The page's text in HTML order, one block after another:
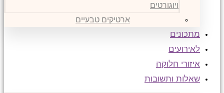
ויוגורטים
ארטיקים טבעיים
מתכונים
לאירועים
איזורי חלוקה
שאלות ותשובות